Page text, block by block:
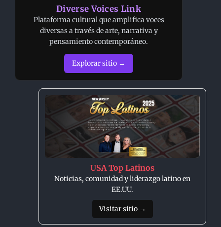
Diverse Voices Link
Plataforma cultural que amplifica voces
diversas a través de arte, narrativa y
pensamiento contemporáneo.
Explorar sitio →
USA Top Latinos
Noticias, comunidad y liderazgo latino en
EE.UU.
Visitar sitio →